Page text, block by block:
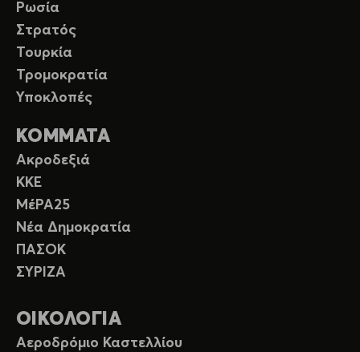
Ρωσία
Στρατός
Τουρκία
Τρομοκρατία
Υποκλοπές
ΚΟΜΜΑΤΑ
Ακροδεξιά
ΚΚΕ
ΜέΡΑ25
Νέα Δημοκρατία
ΠΑΣΟΚ
ΣΥΡΙΖΑ
ΟΙΚΟΛΟΓΙΑ
Αεροδρόμιο Καστελλίου